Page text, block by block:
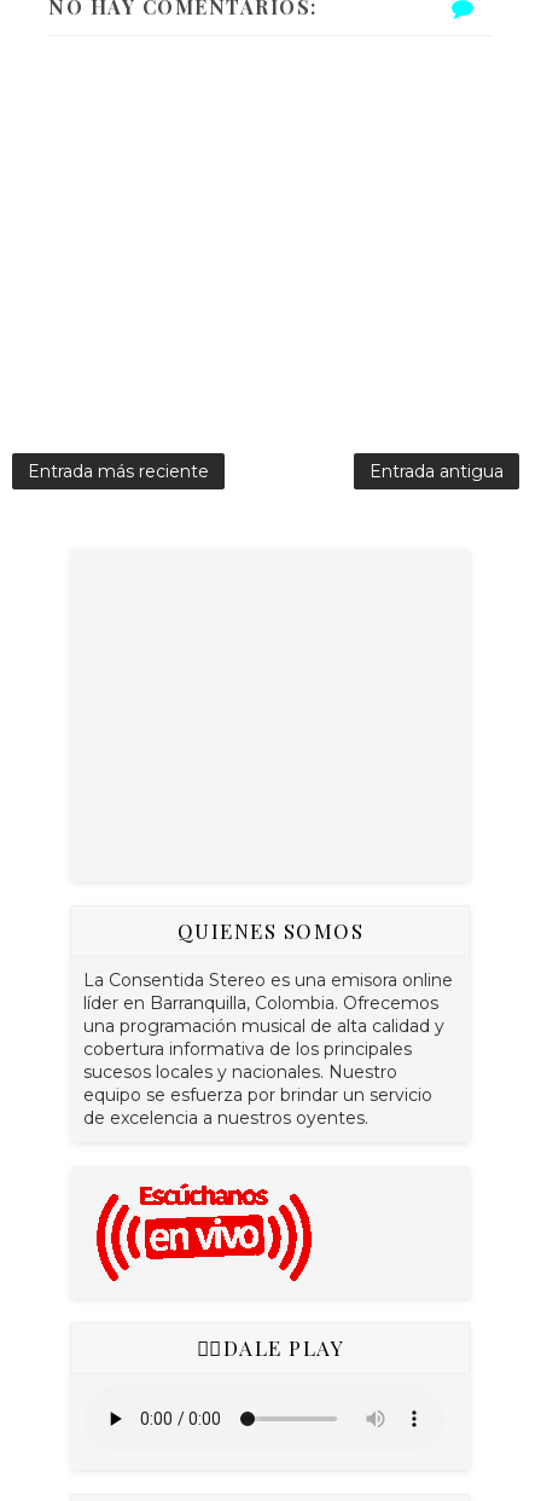
NO HAY COMENTARIOS:
Entrada más reciente Entrada antigua
QUIENES SOMOS
La Consentida Stereo es una emisora online
líder en Barranquilla, Colombia. Ofrecemos
una programación musical de alta calidad y
cobertura informativa de los principales
sucesos locales y nacionales. Nuestro
equipo se esfuerza por brindar un servicio
de excelencia a nuestros oyentes.
👇🏻DALE PLAY